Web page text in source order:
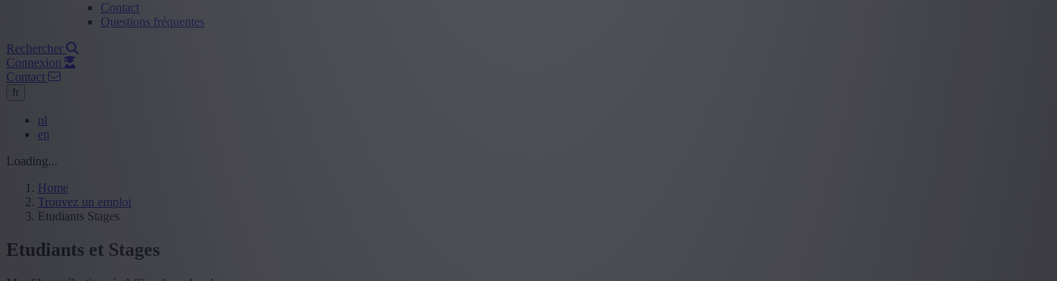
Contact
Questions fréquentes
Rechercher
Connexion
Contact
fr
nl
en
Loading...
Home
Trouvez un emploi
Etudiants Stages
Etudiants et Stages